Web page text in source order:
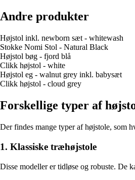
Andre produkter
Højstol inkl. newborn sæt - whitewash
Stokke Nomi Stol - Natural Black
Højstol bøg - fjord blå
Clikk højstol - white
Højstol eg - walnut grey inkl. babysæt
Clikk højstol - cloud grey
Forskellige typer af
Der findes mange typer af højstole, som
1. Klassiske træhøjstole
Disse modeller er tidløse og robuste. De